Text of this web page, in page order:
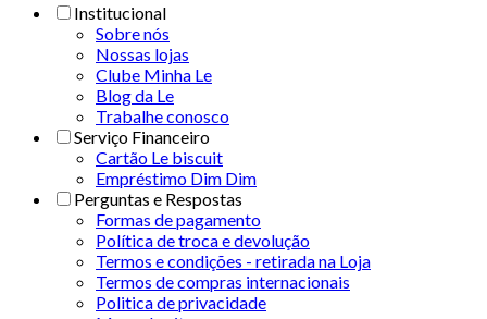
Institucional
Sobre nós
Nossas lojas
Clube Minha Le
Blog da Le
Trabalhe conosco
Serviço Financeiro
Cartão Le biscuit
Empréstimo Dim Dim
Perguntas e Respostas
Formas de pagamento
Política de troca e devolução
Termos e condições - retirada na Loja
Termos de compras internacionais
Politica de privacidade